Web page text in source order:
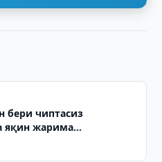
бери чиптасиз
яқин жарима
бери чиптасиз